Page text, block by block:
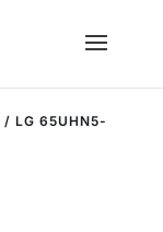
/ LG 65UHN5-